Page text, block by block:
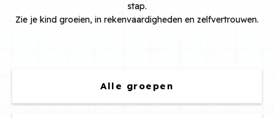
stap.
Zie je kind groeien, in rekenvaardigheden en zelfvertrouwen.
Alle groepen